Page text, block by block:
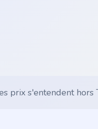
prix s'entendent hors